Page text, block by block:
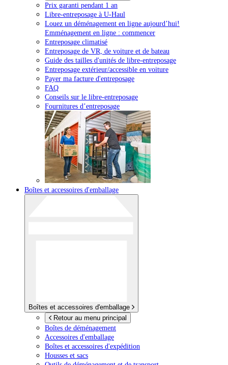
Prix garanti pendant 1 an
Libre-entreposage à U-Haul
Louez un déménagement en ligne aujourd’hui!
Emménagement en ligne : commencer
Entreposage climatisé
Entreposage de VR, de voiture et de bateau
Guide des tailles d'unités de libre-entreposage
Entreposage extérieur/accessible en voiture
Payer ma facture d'entreposage
FAQ
Conseils sur le libre-entreposage
Fournitures d’entreposage
Boîtes et accessoires d'emballage
Boîtes et accessoires d'emballage
Retour au menu principal
Boîtes de déménagement
Accessoires d'emballage
Boîtes et accessoires d'expédition
Housses et sacs